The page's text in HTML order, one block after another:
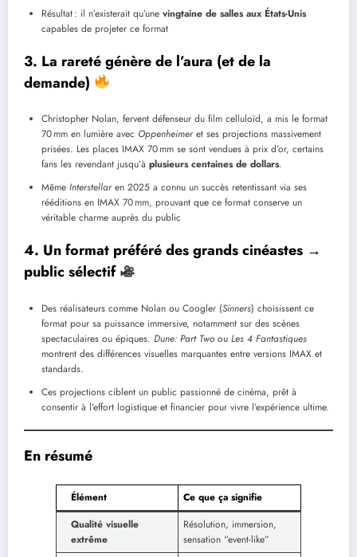
Résultat : il n’existerait qu’une vingtaine de salles aux États-Unis
capables de projeter ce format
3. La rareté génère de l’aura (et de la
demande)
Christopher Nolan, fervent défenseur du film celluloïd, a mis le format
70 mm en lumière avec Oppenheimeret ses projections massivement
prisées. Les places IMAX 70 mm se sont vendues à prix d’or, certains
fans les revendant jusqu’à plusieurs centaines de dollars.
Même Interstellaren 2025 a connu un succès retentissant via ses
rééditions en IMAX 70 mm, prouvant que ce format conserve un
véritable charme auprès du public
4. Un format préféré des grands cinéastes →
public sélectif
Des réalisateurs comme Nolan ou Coogler (Sinners) choisissent ce
format pour sa puissance immersive, notamment sur des scènes
spectaculaires ou épiques. Dune: Part Twoou Les 4 Fantastiques
montrent des différences visuelles marquantes entre versions IMAX et
standards.
Ces projections ciblent un public passionné de cinéma, prêt à
consentir à l’effort logistique et financier pour vivre l’expérience ultime.
En résumé
Élément
Ce que ça signifie
Qualité visuelle
extrême
Résolution, immersion,
sensation “event-like”